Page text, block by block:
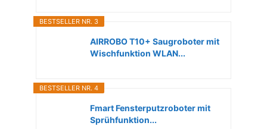
BESTSELLER NR. 3
AIRROBO T10+ Saugroboter mit
Wischfunktion WLAN...
BESTSELLER NR. 4
Fmart Fensterputzroboter mit
Sprühfunktion...